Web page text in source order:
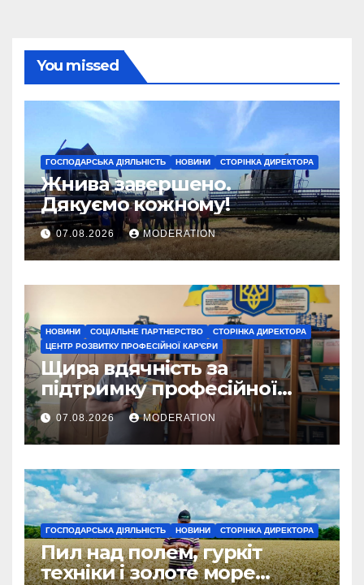
You missed
ГОСПОДАРСЬКА ДІЯЛЬНІСТЬ НОВИНИ СТОРІНКА ДИРЕКТОРА
Жнива завершено.
Дякуємо кожному!
07.08.2026 MODERATION
НОВИНИ СОЦІАЛЬНЕ ПАРТНЕРСТВО
СТОРІНКА ДИРЕКТОРА
ЦЕНТР РОЗВИТКУ ПРОФЕСІЙНОЇ КАР'ЄРИ
Щира вдячність за
підтримку професійної
освіти
07.08.2026 MODERATION
ГОСПОДАРСЬКА ДІЯЛЬНІСТЬ НОВИНИ СТОРІНКА ДИРЕКТОРА
Пил над полем, гуркіт
техніки і золоте море